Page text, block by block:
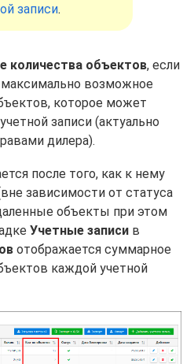
записи.
количества объектов, если
возможное
которое может
записи (актуально
дилера).
после того, как к нему
зависимости от статуса
объекты при этом
Учетные записи в
отображается суммарное
каждой учетной